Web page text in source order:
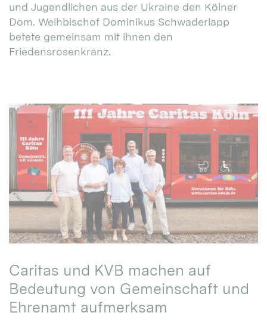
und Jugendlichen aus der Ukraine den Kölner
Dom. Weihbischof Dominikus Schwaderlapp
betete gemeinsam mit ihnen den
Friedensrosenkranz.
Caritas und KVB machen auf
Bedeutung von Gemeinschaft und
Ehrenamt aufmerksam